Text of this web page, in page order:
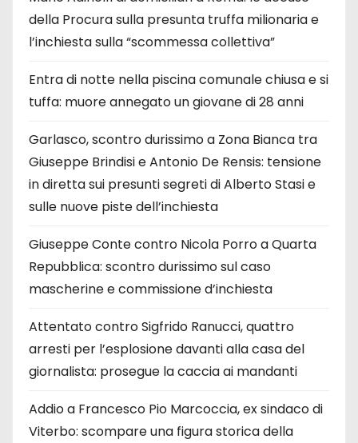
della Procura sulla presunta truffa milionaria e
l’inchiesta sulla “scommessa collettiva”
Entra di notte nella piscina comunale chiusa e si
tuffa: muore annegato un giovane di 28 anni
Garlasco, scontro durissimo a Zona Bianca tra
Giuseppe Brindisi e Antonio De Rensis: tensione
in diretta sui presunti segreti di Alberto Stasi e
sulle nuove piste dell’inchiesta
Giuseppe Conte contro Nicola Porro a Quarta
Repubblica: scontro durissimo sul caso
mascherine e commissione d’inchiesta
Attentato contro Sigfrido Ranucci, quattro
arresti per l’esplosione davanti alla casa del
giornalista: prosegue la caccia ai mandanti
Addio a Francesco Pio Marcoccia, ex sindaco di
Viterbo: scompare una figura storica della